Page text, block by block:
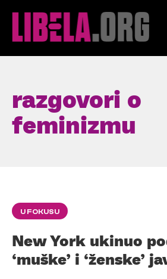
razgovori o
feminizmu
U FOKUSU
New York ukinuo
‘muške’ i ‘ženske’